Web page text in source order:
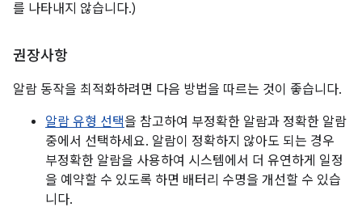
를 나타내지 않습니다.)
권장사항
알람 동작을 최적화하려면 다음 방법을 따르는 것이 좋습니다.
알람 유형 선택을 참고하여 부정확한 알람과 정확한 알람
중에서 선택하세요. 알람이 정확하지 않아도 되는 경우
부정확한 알람을 사용하여 시스템에서 더 유연하게 일정
을 예약할 수 있도록 하면 배터리 수명을 개선할 수 있습
니다.